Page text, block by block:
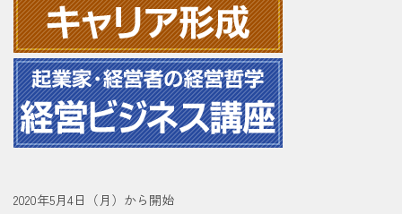
2020年5月4日（月）から開始